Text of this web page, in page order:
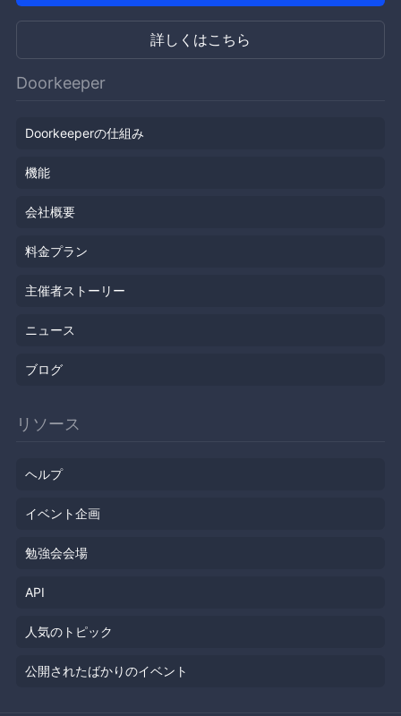
詳しくはこちら
Doorkeeper
Doorkeeperの仕組み
機能
会社概要
料金プラン
主催者ストーリー
ニュース
ブログ
リソース
ヘルプ
イベント企画
勉強会会場
API
人気のトピック
公開されたばかりのイベント